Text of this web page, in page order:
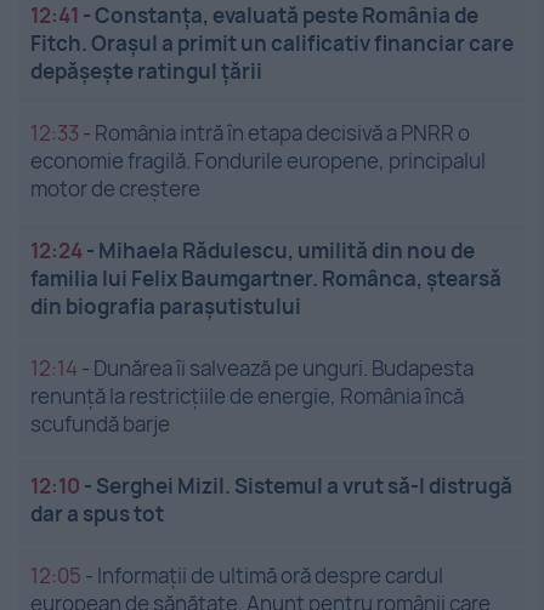
12:41 -Constanța, evaluată peste România de
Fitch. Orașul a primit un calificativ financiar care
depășește ratingul țării
12:33 - România intră în etapa decisivă a PNRR o
economie fragilă. Fondurile europene, principalul
motor de creștere
12:24- Mihaela Rădulescu, umilită din nou de
familia lui Felix Baumgartner. Românca, ștearsă
din biografia parașutistului
12:14 - Dunărea îi salvează pe unguri. Budapesta
renunță la restricțiile de energie, România încă
scufundă barje
12:10 - Serghei Mizil. Sistemul a vrut să-l distrugă
dar a spus tot
12:05 - Informații de ultimă oră despre cardul
european de sănătate. Anunț pentru românii care